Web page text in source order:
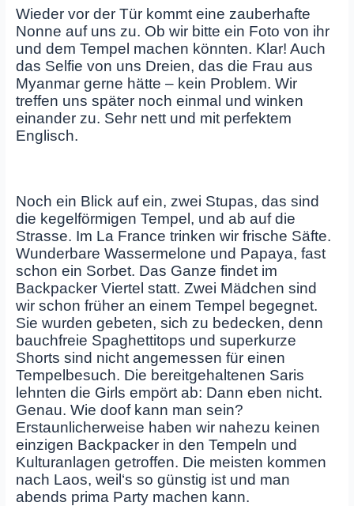
Wieder vor der Tür kommt eine zauberhafte
Nonne auf uns zu. Ob wir bitte ein Foto von ihr
und dem Tempel machen könnten. Klar! Auch
das Selfie von uns Dreien, das die Frau aus
Myanmar gerne hätte – kein Problem. Wir
treffen uns später noch einmal und winken
einander zu. Sehr nett und mit perfektem
Englisch.
Noch ein Blick auf ein, zwei Stupas, das sind
die kegelförmigen Tempel, und ab auf die
Strasse. Im La France trinken wir frische Säfte.
Wunderbare Wassermelone und Papaya, fast
schon ein Sorbet. Das Ganze findet im
Backpacker Viertel statt. Zwei Mädchen sind
wir schon früher an einem Tempel begegnet.
Sie wurden gebeten, sich zu bedecken, denn
bauchfreie Spaghettitops und superkurze
Shorts sind nicht angemessen für einen
Tempelbesuch. Die bereitgehaltenen Saris
lehnten die Girls empört ab: Dann eben nicht.
Genau. Wie doof kann man sein?
Erstaunlicherweise haben wir nahezu keinen
einzigen Backpacker in den Tempeln und
Kulturanlagen getroffen. Die meisten kommen
nach Laos, weil‘s so günstig ist und man
abends prima Party machen kann.